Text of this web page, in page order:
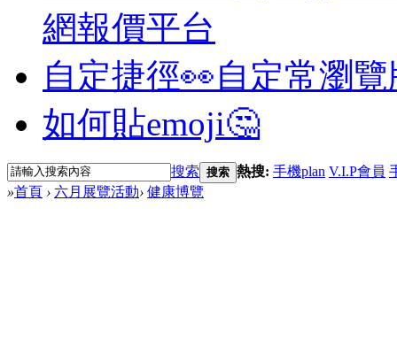
網報價平台
自定捷徑👀自定常瀏
如何貼emoji🤔
搜索 搜索 熱搜: 手機plan V.I.P會員
»首頁 › 六月展覽活動› 健康博覽